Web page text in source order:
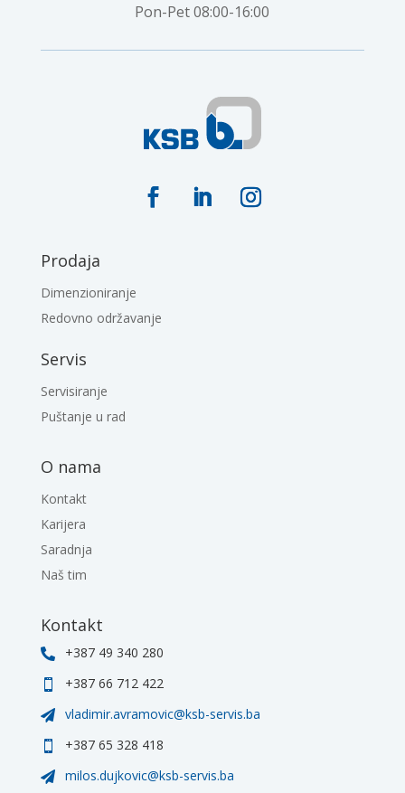
Pon-Pet 08:00-16:00
Prodaja
Dimenzioniranje
Redovno održavanje
Servis
Servisiranje
Puštanje u rad
O nama
Kontakt
Karijera
Saradnja
Naš tim
Kontakt
 +387 49 340 280
 +387 66 712 422
 vladimir.avramovic@ksb-servis.ba
 +387 65 328 418
 milos.dujkovic@ksb-servis.ba